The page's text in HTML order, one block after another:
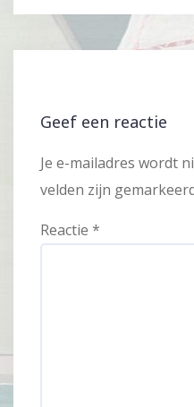
Geef een reactie
Je e-mailadres wordt
velden zijn
Reactie *